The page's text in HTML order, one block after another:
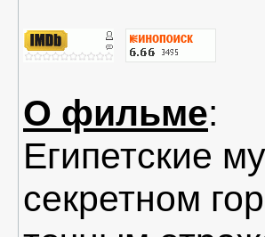
О фильме:
Египетские
секретном